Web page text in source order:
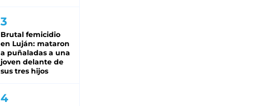
Brutal femicidio
en Luján: mataron
a puñaladas a una
joven delante de
sus tres hijos